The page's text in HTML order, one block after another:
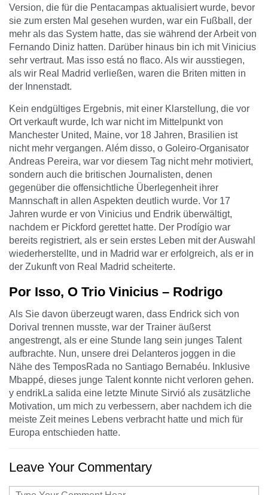
Version, die für die Pentacampas aktualisiert wurde, bevor
sie zum ersten Mal gesehen wurden, war ein Fußball, der
mehr als das System hatte, das sie während der Arbeit von
Fernando Diniz hatten. Darüber hinaus bin ich mit Vinicius
sehr vertraut. Mas isso está no flaco. Als wir ausstiegen,
als wir Real Madrid verließen, waren die Briten mitten in
der Innenstadt.
Kein endgültiges Ergebnis, mit einer Klarstellung, die vor
Ort verkauft wurde, Ich war nicht im Mittelpunkt von
Manchester United, Maine, vor 18 Jahren, Brasilien ist
nicht mehr vergangen. Além disso, o Goleiro-Organisator
Andreas Pereira, war vor diesem Tag nicht mehr motiviert,
sondern auch die britischen Journalisten, denen
gegenüber die offensichtliche Überlegenheit ihrer
Mannschaft in allen Aspekten deutlich wurde. Vor 17
Jahren wurde er von Vinicius und Endrik überwältigt,
nachdem er Pickford gerettet hatte. Der Prodígio war
bereits registriert, als er sein erstes Leben mit der Auswahl
wiederherstellte, und in Madrid war er erfolgreich, als er in
der Zukunft von Real Madrid scheiterte.
Por Isso, O Trio Vinicius – Rodrigo
Als Sie davon überzeugt waren, dass Endrick sich von
Dorival trennen musste, war der Trainer äußerst
angestrengt, als er eine Stunde lang sein junges Talent
aufbrachte. Nun, unsere drei Delanteros joggen in die
Nähe des TemposRada no Santiago Bernabéu. Inklusive
Mbappé, dieses junge Talent konnte nicht verloren gehen.
y endrikLa salida eine letzte Minute Sirvió als zusätzliche
Motivation, um mich zu verbessern, aber nachdem ich die
meiste Zeit meines Lebens verbracht hatte und mich für
Europa entschieden hatte.
Leave Your Commentary